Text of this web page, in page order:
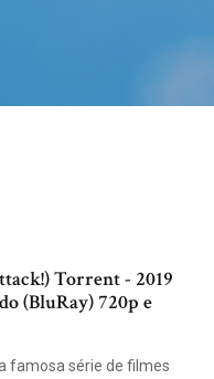
Torrent - 2019
(BluRay) 720p e
famosa série de filmes